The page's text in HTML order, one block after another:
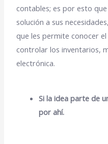
contables; es por esto
solución a sus
que les permite conocer
controlar los inventarios,
electrónica.
Si la idea parte de
por ahí.